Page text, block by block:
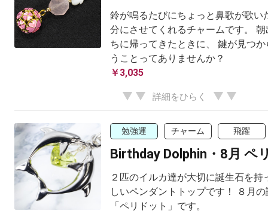
鈴が鳴るたびにちょっと鼻歌が歌い
分にさせてくれるチャームです。
ちに帰ってきたときに、 鍵が見つ
うことってありませんか？
￥3,035
詳細をひらく
勉強運 チャーム 飛躍
Birthday Dolphin・8月 ペ
２匹のイルカ達が大切に誕生石を持
しいペンダントトップです！ ８月
「ペリドット」です。